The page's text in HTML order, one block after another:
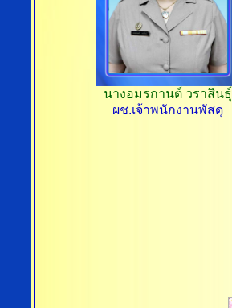
นางอมรกานต์ วราสินธุ์
ผช.เจ้าพนักงานพัสดุ